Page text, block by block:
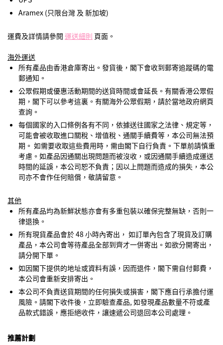
Aramex (只限台灣 及 新加坡)
運費及詳情請參閱 運送細則 頁面。
海外運送
所有產品由香港倉庫寄出。發貨後，閣下會收到郵寄追蹤碼的電
郵通知。
公眾假期或優惠活動期間的送貨時間或會延長。有關香港公眾假
期，閣下可以參考這裏。有關海外公眾假期，請於當地政府網頁
查詢。
每個國家的入口條例各有不同，依據送往國家之法律、規定等，
可能會被收取進口關稅、增值稅、通關手續費等，本公司無法預
期。 如需要收取這些費用時，需由閣下自行負責。下單前請慎重
考慮。如產品因通關出現問題而被沒收，或因通關手續造成運送
時間的延誤，本公司恕不負責；因以上問題而造成的損失，本公
司亦不會作任何賠償，敬請留意。
其他
所有產品均為新鮮狀態亦會有多重包裝以確保完整無缺，否則一
律退換。
所有現貨產品會於 48 小時內寄出， 如訂單內包含了現貨及訂購
產品，本公司會等待產品全部到齊才一併寄出。如欲分開寄出，
請分開下單。
如因閣下提供的地址或資料有誤，因而退件，閣下需自付郵費，
本公司會重新安排寄出。
本公司不負責送貨期間的任何損失或損害，閣下應自行承擔付運
風險。請閣下收件後，立即驗查產品, 如發現產品數量不符或產
品款式錯誤，應拒絕收件，讓速遞公司退回本公司處理。
推薦計劃